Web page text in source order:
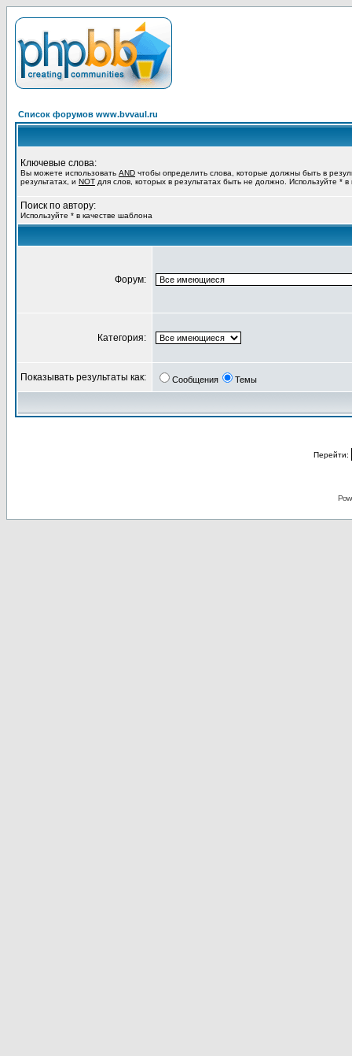
Список форумов www.bvvaul.ru
Ключевые слова:
Вы можете использовать AND чтобы определить слова, которые должны быть в
результатах, и NOT для слов, которых в результатах быть не должно. Используйте *
Поиск по автору:
Используйте * в качестве шаблона
Форум:
Категория:
Показывать результаты как: Сообщения Темы
Перейти: